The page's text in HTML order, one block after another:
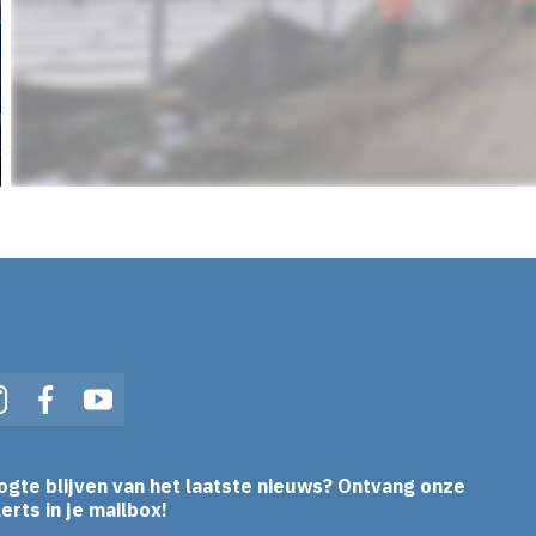
FacebookYouTube
blijven van het laatste nieuws? Ontvang onze
in je mailbox!